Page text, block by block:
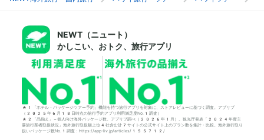
NEWT（ニュート）
かしこい、おトク、旅行アプリ
*1「ホテル・パッケージツアー予約」機能を持つ旅行アプリを対象に、ストアレビューに基づく調査。アプリブ
（2025年6月18日時点の旅行予約アプリ利用満足度No.1調査）
*2「品揃え」＝個人向け海外パッケージ数。アプリブ調べ（2026年1月）。観光庁発表「2024年度主
要旅行業者取扱状況」海外旅行取扱額上位4社含む計7サイトの公式サイト上のプラン数を集計・比較。海外旅行取り
扱いパッケージ数No.1調査：https://app-liv.jp/articles/155712/